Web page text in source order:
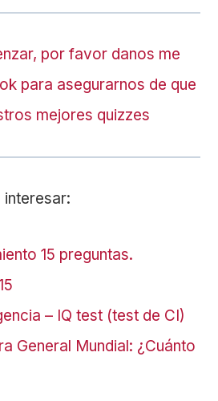
por favor danos me
para asegurarnos de que
mejores quizzes
interesar:
15 preguntas.
– IQ test (test de CI)
General Mundial: ¿Cuánto